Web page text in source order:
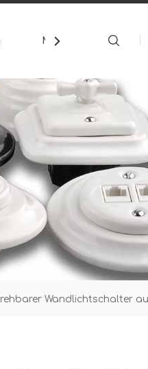
Medien
Wandlichtschalter